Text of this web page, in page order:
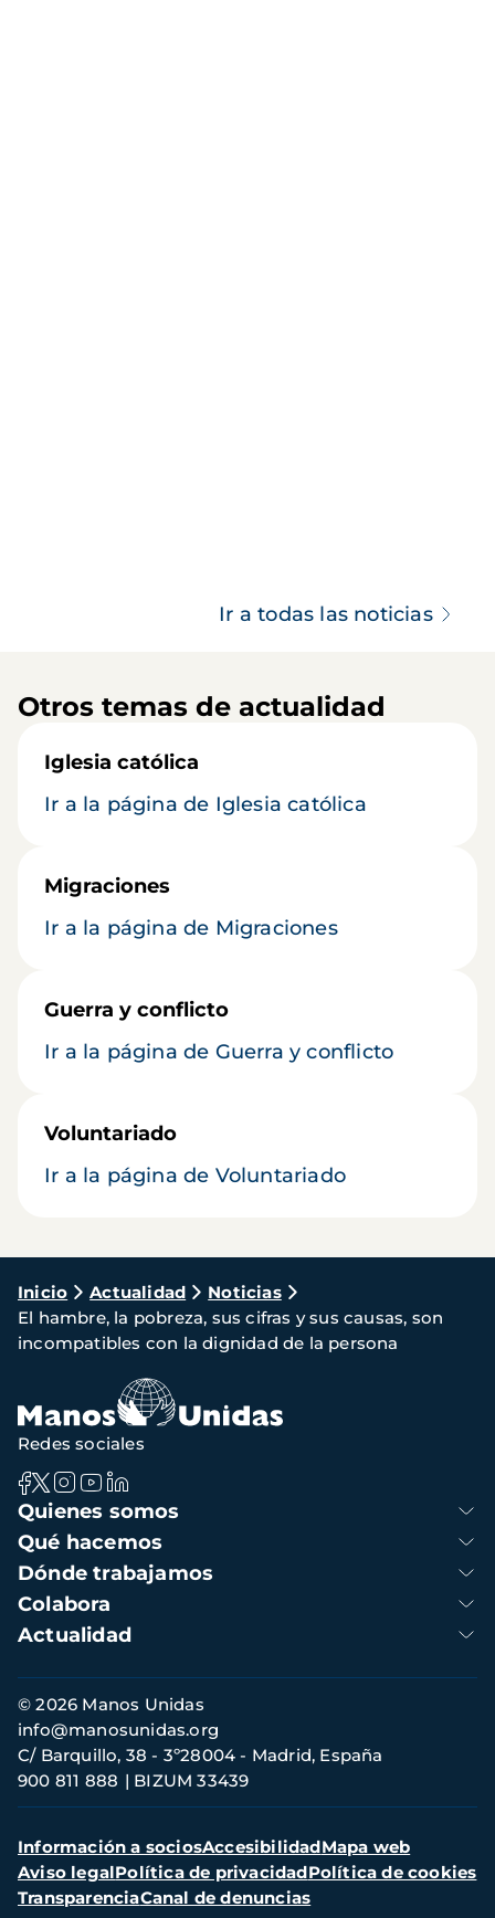
Ir a todas las noticias
Otros temas de actualidad
Iglesia católica
Ir a la página de Iglesia católica
Migraciones
Ir a la página de Migraciones
Guerra y conflicto
Ir a la página de Guerra y conflicto
Voluntariado
Ir a la página de Voluntariado
Ruta
de
navegación
Inicio Actualidad
Noticias
El hambre, la pobreza, sus cifras y sus causas, son
incompatibles con la dignidad de la persona
Navegación
principal
Quienes somos
Qué hacemos
Dónde trabajamos
Colabora
Actualidad
Redes sociales
Información
de
contacto
© 2026 Manos Unidas
C/ Barquillo, 38 - 3º28004 - Madrid, España
900 811 888
BIZUM 33439
info@manosunidas.org
Menú
secundario
Información a sociosAccesibilidadMapa web
Aviso legalPolítica de privacidadPolítica de cookies
TransparenciaCanal de denuncias